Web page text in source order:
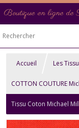
Accueil Les
COTTON COUTURE
Tissu Coton Michael